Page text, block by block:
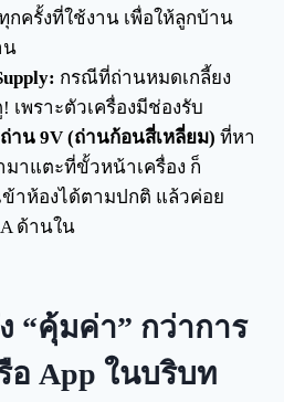
ครั้งที่ใช้งาน เพื่อให้ลูกบ้าน
น
กรณีที่ถ่านหมดเกลี้ยง
เพราะตัวเครื่องมีช่องรับ
ถ่าน 9V (ถ่านก้อนสี่เหลี่ยม) ที่หา
มาแตะที่ขั้วหน้าเครื่อง ก็
าห้องได้ตามปกติ แล้วค่อย
ด้านใน
“คุ้มค่า” กว่าการ
อ App ในบริบท